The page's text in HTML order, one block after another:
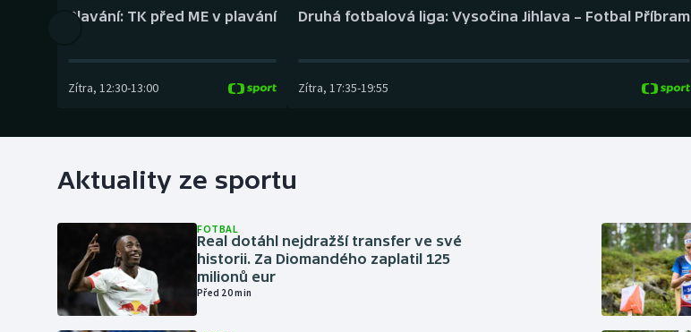
Gymnastika Plážový volejbal
Plavání: TK před ME v plavání
Zítra, 12:30-13:00
Druhá fotbalová liga: Vysočina Jihlava – Fotbal Příbram
Zítra, 17:35-19:55
Aktuality ze sportu
FOTBAL
Real dotáhl nejdražší transfer ve své
historii. Za Diomandého zaplatil 125
milionů eur
Před 20 min